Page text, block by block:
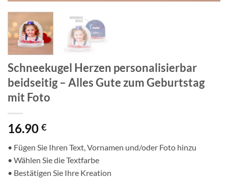
Schneekugel Herzen personalisierbar
beidseitig – Alles Gute zum Geburtstag
mit Foto
16.90 €
• Fügen Sie Ihren Text, Vornamen und/oder Foto hinzu
• Wählen Sie die Textfarbe
• Bestätigen Sie Ihre Kreation